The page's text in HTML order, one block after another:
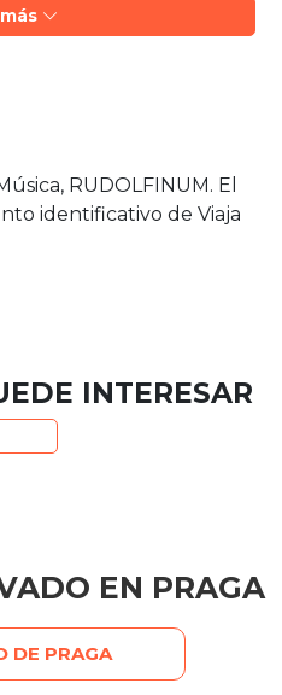
RUDOLFINUM. El
identificativo de Viaja
INTERESAR
EN PRAGA
DE PRAGA